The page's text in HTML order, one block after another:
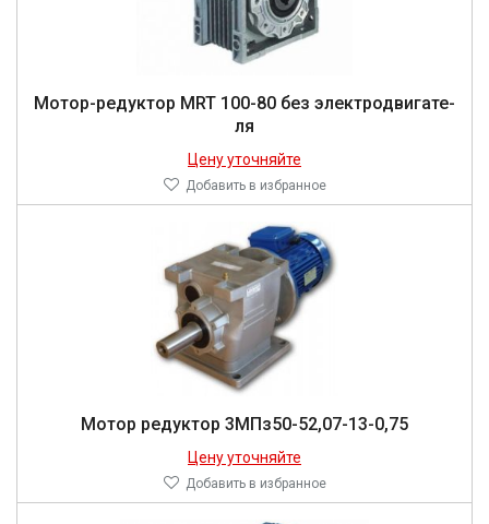
Mо­тор-ре­дук­тор MRT 100-80 без элек­трод­ви­гате­
ля
Цену уточняйте
Добавить в избранное
Мо­тор ре­дук­тор 3МПз50-52,07-13-0,75
Цену уточняйте
Добавить в избранное